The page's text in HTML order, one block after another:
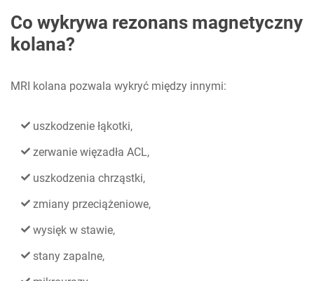
Co wykrywa rezonans magnetyczny
kolana?
MRI kolana pozwala wykryć między innymi:
uszkodzenie łąkotki,
zerwanie więzadła ACL,
uszkodzenia chrząstki,
zmiany przeciążeniowe,
wysięk w stawie,
stany zapalne,